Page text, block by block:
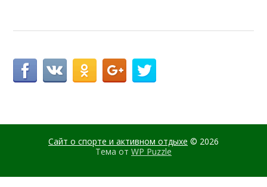
Сайт о спорте и активном отдыхе © 2026
Тема от WP Puzzle